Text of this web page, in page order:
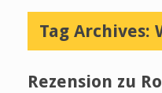
Tag Archives:
Rezension zu